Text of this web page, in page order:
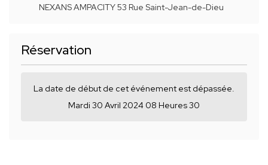
NEXANS AMPACITY 53 Rue Saint-Jean-de-Dieu
Réservation
La date de début de cet événement est dépassée.
Mardi 30 Avril 2024 08 Heures 30